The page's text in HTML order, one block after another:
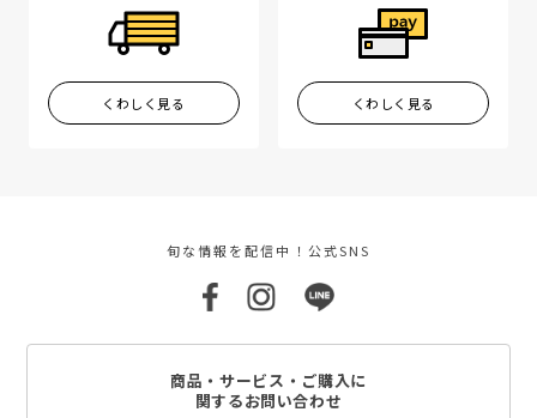
くわしく見る くわしく見る
旬な情報を配信中！公式SNS
商品・サービス・ご購入に
関するお問い合わせ